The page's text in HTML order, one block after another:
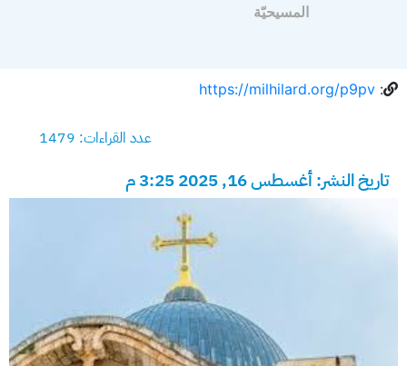
المسيحيّة
:
https://milhilard.org/p9pv
عدد القراءات: 1479
تاريخ النشر: أغسطس 16, 2025 3:25 م